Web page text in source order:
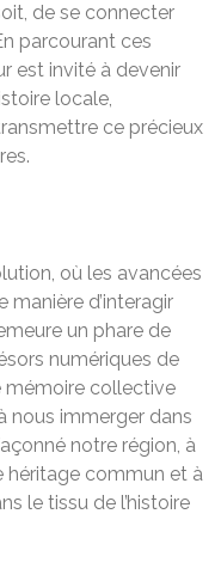
de se connecter
parcourant ces
est invité à devenir
locale,
ce précieux
où les avancées
d’interagir
un phare de
numériques de
mémoire collective
nous immerger dans
notre région, à
héritage commun et à
le tissu de l’histoire